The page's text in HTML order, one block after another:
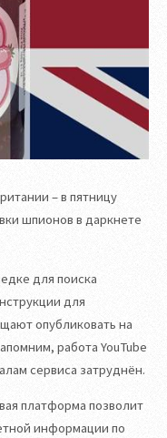
– в пятницу
шпионов в даркнете
для поиска
для
опубликовать на
работа YouTube
сервиса затруднён.
платформа позволит
информации по